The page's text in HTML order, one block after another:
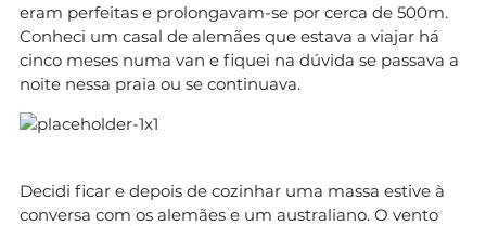
eram perfeitas e prolongavam-se por cerca de 500m.
Conheci um casal de alemães que estava a viajar há
cinco meses numa van e fiquei na dúvida se passava a
noite nessa praia ou se continuava.
Decidi ficar e depois de cozinhar uma massa estive à
conversa com os alemães e um australiano. O vento